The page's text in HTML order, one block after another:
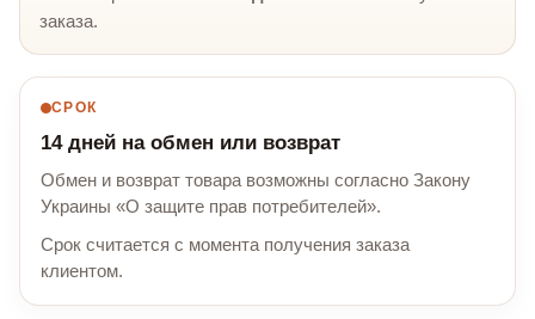
заказа.
СРОК
14 дней на обмен или возврат
Обмен и возврат товара возможны согласно Закону
Украины «О защите прав потребителей».
Срок считается с момента получения заказа
клиентом.